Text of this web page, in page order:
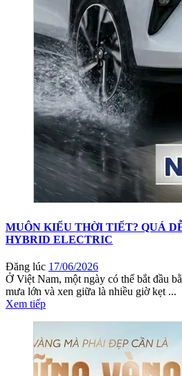
MUÔN KIỂU THỜI TIẾT? QUÁ
HYBRID ELECTRIC
Đăng lúc 17/06/2026
Ở Việt Nam, một ngày có thể bắt đầu
mưa lớn và xen giữa là nhiều giờ kẹt ...
Xem tiếp